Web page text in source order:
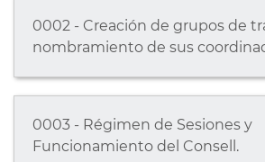
0002 - Creación de grupos de
nombramiento de sus
0003 - Régimen de Sesiones y
Funcionamiento del Consell.